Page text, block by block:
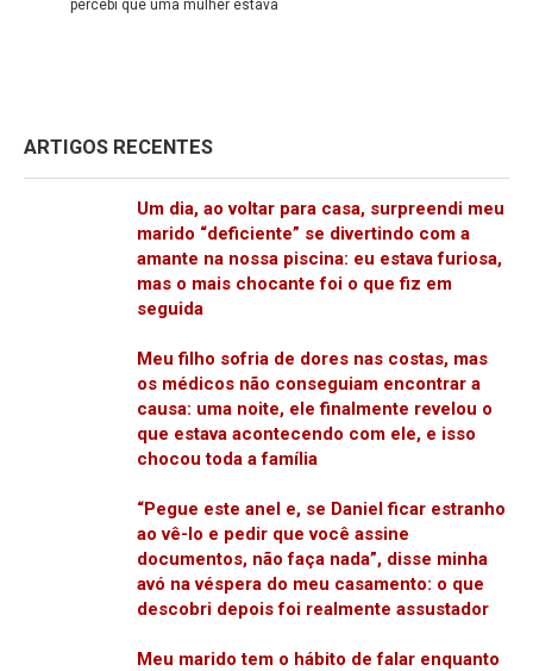
percebi que uma mulher estava
ARTIGOS RECENTES
Um dia, ao voltar para casa, surpreendi meu
marido “deficiente” se divertindo com a
amante na nossa piscina: eu estava furiosa,
mas o mais chocante foi o que fiz em
seguida
Meu filho sofria de dores nas costas, mas
os médicos não conseguiam encontrar a
causa: uma noite, ele finalmente revelou o
que estava acontecendo com ele, e isso
chocou toda a família
“Pegue este anel e, se Daniel ficar estranho
ao vê-lo e pedir que você assine
documentos, não faça nada”, disse minha
avó na véspera do meu casamento: o que
descobri depois foi realmente assustador
Meu marido tem o hábito de falar enquanto